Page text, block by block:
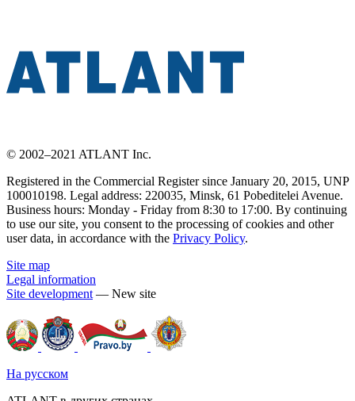
© 2002–2021 ATLANT Inc.
Registered in the Commercial Register since January 20, 2015, UNP
100010198. Legal address: 220035, Minsk, 61 Pobeditelei Avenue.
Business hours: Monday - Friday from 8:30 to 17:00. By continuing
to use our site, you consent to the processing of cookies and other
user data, in accordance with the Privacy Policy.
Site map
Legal information
Site development — New site
На русском